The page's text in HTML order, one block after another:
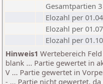
Gesamtpartien 3
Elozahl per
Elozahl per
Elozahl per
Hinweis1 Wertebereich Feld
blank ... Partie gewertet in
V ... Partie gewertet in
- ... Partie nicht gewertet,